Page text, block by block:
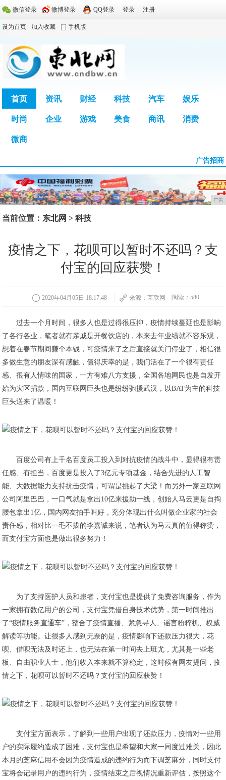
微信登录 微博登录 QQ登录 登录 注册
设为首页 加入收藏 手机版
首页 资讯 财经 科技 汽车 娱乐
时尚 企业 游戏 美食 商讯 消费
微商
广告招商
广告
当前位置： 东北网 >科技
疫情之下，花呗可以暂时不还吗？支
付宝的回应获赞！
2020年04月05日 18:17:48 来源：互联网 阅读：580
过去一个月时间，很多人也是过得很压抑，疫情持续蔓延也是影响
了各行各业，笔者就有亲戚是开餐饮店的，本来去年业绩就不容乐观，
想着在春节期间赚个本钱，可疫情来了之后直接就关门停业了，相信很
多做生意的朋友深有感触，值得庆幸的是，我们活在了一个很有责任
感、很有人情味的国家，一方有难八方支援，全国各地网民也是自发开
始为灾区捐款，国内互联网巨头也是纷纷驰援武汉，以BAT为主的科技
巨头送来了温暖！
百度公司有上千名百度员工投入到对抗疫情的战斗中，显得很有责
任感、有担当，百度更是投入了3亿元专项基金，结合先进的人工智
能、大数据能力支持抗击疫情，可谓是挑起了大梁！而另外一家互联网
公司阿里巴巴，一口气就是拿出10亿来援助一线，创始人马云更是自掏
腰包拿出1亿，国内网友拍手叫好，充分体现出什么叫做企业家的社会
责任感，相对比一毛不拔的李嘉诚来说，笔者认为马云真的值得称赞，
而支付宝方面也是做出很多努力！
为了支持医护人员和患者，支付宝也是提供了免费咨询服务，作为
一家拥有数亿用户的公司，支付宝凭借自身技术优势，第一时间推出
了“疫情服务直通车”，整合了疫情直播、紧急寻人、谣言粉粹机、权威
解读等功能。让很多人感到无奈的是，疫情影响下还款压力很大，花
呗、借呗无法及时还上，也无法在第一时间去上班尤，尤其是一些老
板、自由职业人士，他们收入本来就不算稳定，这时候有网友提问，疫
情之下，花呗可以暂时不还吗？支付宝的回应获赞！
支付宝方面表示，了解到一些用户出现了还款压力，疫情对一些用
户的实际履约造成了困难，支付宝也是希望和大家一同度过难关，因此
本月的芝麻信用不会因为疫情造成的违约行为而下调芝麻分，同时支付
宝将会记录用户的违约行为，疫情结束之后视情况重新评估，按照这个